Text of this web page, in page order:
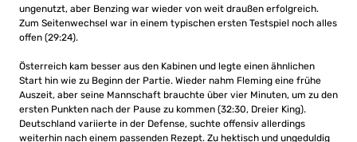
ungenutzt, aber Benzing war wieder von weit draußen erfolgreich.
Zum Seitenwechsel war in einem typischen ersten Testspiel noch alles
offen (29:24).
Österreich kam besser aus den Kabinen und legte einen ähnlichen
Start hin wie zu Beginn der Partie. Wieder nahm Fleming eine frühe
Auszeit, aber seine Mannschaft brauchte über vier Minuten, um zu den
ersten Punkten nach der Pause zu kommen (32:30, Dreier King).
Deutschland variierte in der Defense, suchte offensiv allerdings
weiterhin nach einem passenden Rezept. Zu hektisch und ungeduldig